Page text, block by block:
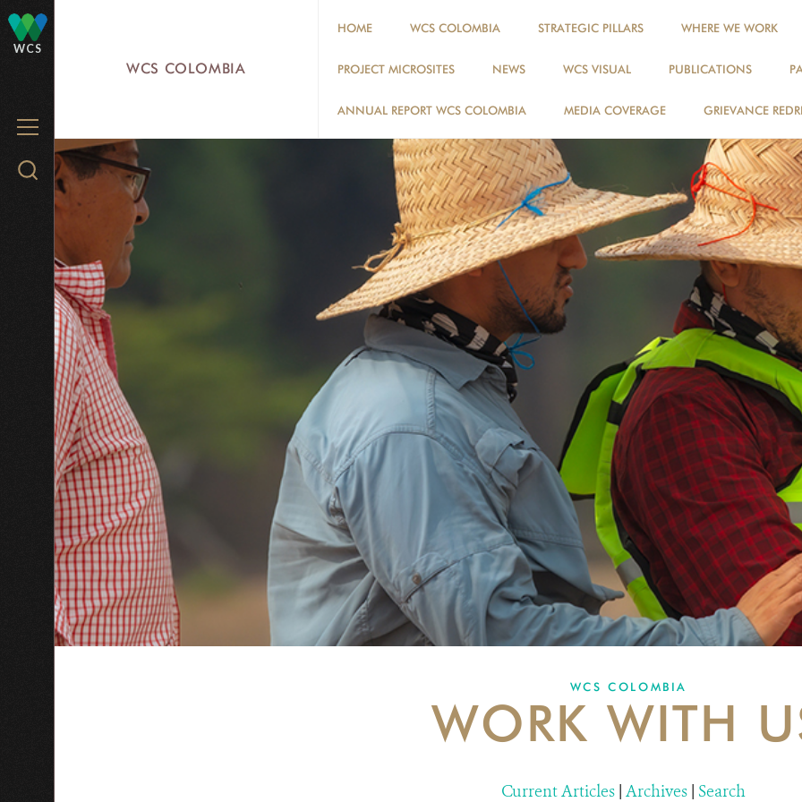
WCS
MENU
Search
WCS.org
WCS COLOMBIA
HOME WCS COLOMBIA STRATEGIC PILLARS WHERE WE WORK
PROJECT MICROSITES NEWS WCS VISUAL PUBLICATIONS
ANNUAL REPORT WCS COLOMBIA MEDIA COVERAGE GRIEVANCE
WCS COLOMBIA
WORK WITH
Current Articles | Archives | Search